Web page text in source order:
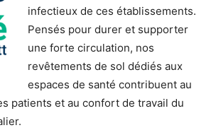
infectieux de ces établissements.
Pensés pour durer et supporter
une forte circulation, nos
revêtements de sol dédiés aux
espaces de santé contribuent au
patients et au confort de travail du